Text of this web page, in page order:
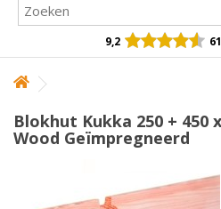
9,2
Blokhut Kukka 250 + 450
Wood Geïmpregneerd